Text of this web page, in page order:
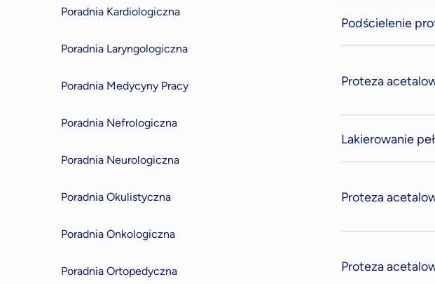
Poradnia Kardiologiczna
Poradnia Laryngologiczna
Poradnia Medycyny Pracy
Poradnia Nefrologiczna
Poradnia Neurologiczna
Poradnia Okulistyczna
Poradnia Onkologiczna
Poradnia Ortopedyczna
Podścielenie
Proteza
Lakierowanie
Proteza
Proteza